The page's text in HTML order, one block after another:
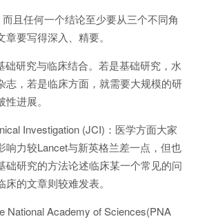
且任何一个结论至少要从三个不同角
要写得深入、精要。
础研究与临床结合。若是基础研究，水
志，若是临床方面，就需要大规模的研
进展。
Investigation (JCI)：医学方面大家
响力较Lancet与新英格兰差一点，但也
础研究的方法论述临床某一个常见的问
的文章则较难发表。
National Academy of Sciences(PNA